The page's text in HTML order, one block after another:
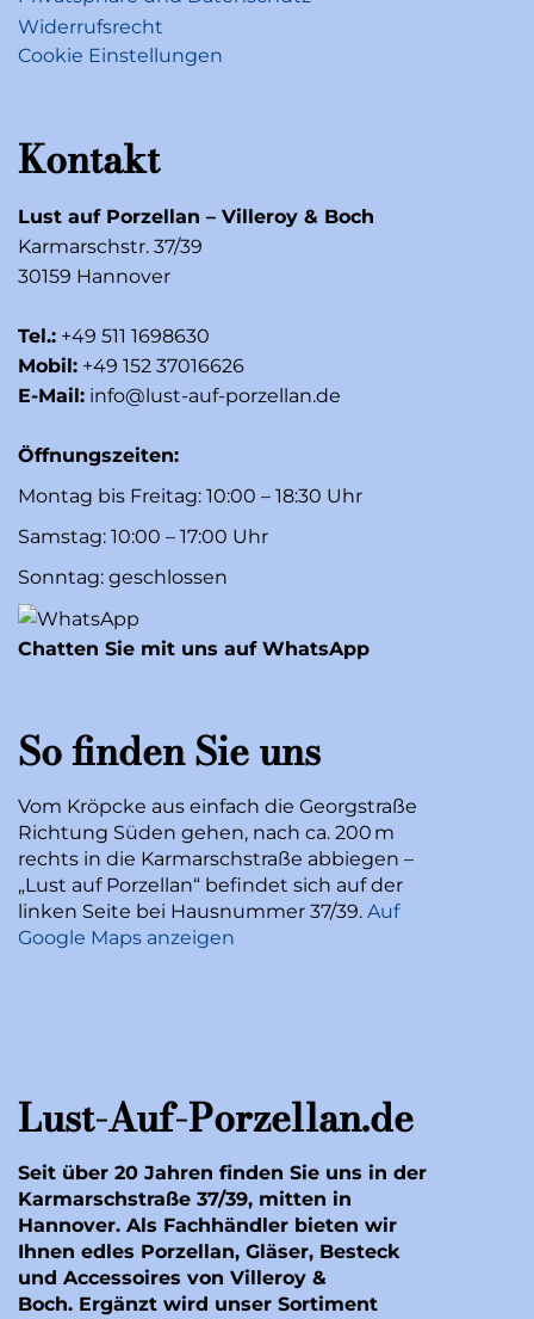
Widerrufsrecht
Cookie Einstellungen
Kontakt
Lust auf Porzellan – Villeroy & Boch
Karmarschstr. 37/39
30159 Hannover
Tel.: +49 511 1698630
Mobil: +49 152 37016626
E-Mail: info@lust-auf-porzellan.de
Öffnungszeiten:
Montag bis Freitag: 10:00 – 18:30 Uhr
Samstag: 10:00 – 17:00 Uhr
Sonntag: geschlossen
Chatten Sie mit uns auf WhatsApp
So finden Sie uns
Vom Kröpcke aus einfach die Georgstraße
Richtung Süden gehen, nach ca. 200 m
rechts in die Karmarschstraße abbiegen –
„Lust auf Porzellan“ befindet sich auf der
linken Seite bei Hausnummer 37/39. Auf
Google Maps anzeigen
Lust-Auf-Porzellan.de
Seit über 20 Jahren finden Sie uns in der
Karmarschstraße 37/39, mitten in
Hannover. Als Fachhändler bieten wir
Ihnen edles Porzellan, Gläser, Besteck
und Accessoires von Villeroy &
Boch. Ergänzt wird unser Sortiment